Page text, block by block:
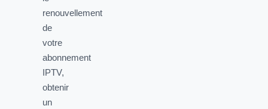
renouvellement
de
votre
abonnement
IPTV,
obtenir
un